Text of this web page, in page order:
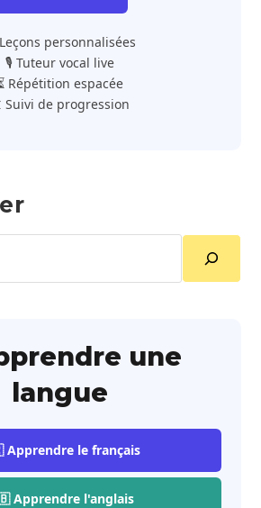
personnalisées
🎙️ Tuteur vocal live
Répétition espacée
Suivi de progression
une
langue
le français
Apprendre l'anglais